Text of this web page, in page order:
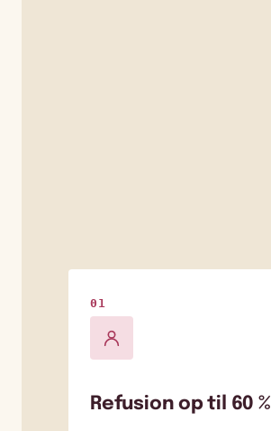
01
Refusion op til 60 %